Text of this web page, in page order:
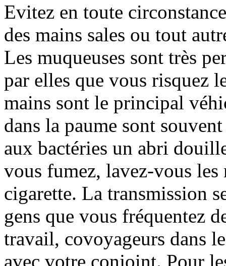
Evitez en toute
des mains sales ou tout
Les muqueuses sont très
par elles que vous risquez
mains sont le principal
dans la paume sont
aux bactéries un abri
vous fumez, lavez-vous les
cigarette. La transmission
gens que vous fréquentez
travail, covoyageurs dans
avec votre conjoint. Pour